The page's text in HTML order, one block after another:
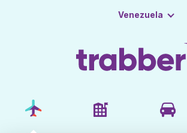
Venezuela